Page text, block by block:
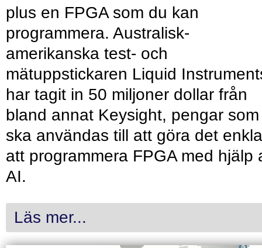
plus en FPGA som du kan
programmera. Australisk-
amerikanska test- och
mätuppstickaren Liquid
har tagit in 50 miljoner dollar från
bland annat Keysight, pengar som
ska användas till att göra det
att programmera FPGA med hjälp
AI.
Läs mer...